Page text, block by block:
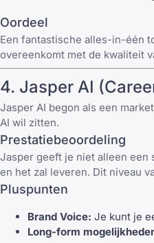
Oordeel
Een fantastische alles-in-één
overeenkomt met de kwaliteit
4. Jasper AI
Jasper AI begon als een
AI wil zitten.
Prestatiebeoordeling
Jasper geeft je niet alleen
en het zal leveren. Dit niveau
Pluspunten
Brand Voice: Je kunt je
Long-form